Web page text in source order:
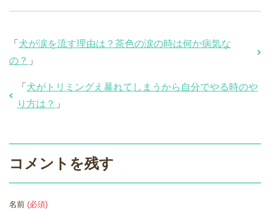
「 犬が涙を流す理由は？茶色の涙の時は何か病気な
の？ 」
「 犬がトリミングえ暴れてしまうから自分でやる時のや
り方は？ 」
コメントを残す
名前 (必須)